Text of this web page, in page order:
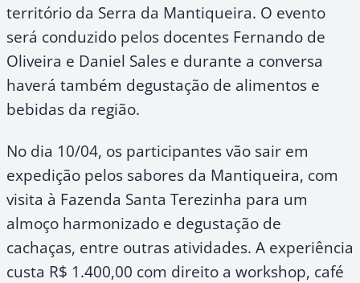
território da Serra da Mantiqueira. O evento
será conduzido pelos docentes Fernando de
Oliveira e Daniel Sales e durante a conversa
haverá também degustação de alimentos e
bebidas da região.
No dia 10/04, os participantes vão sair em
expedição pelos sabores da Mantiqueira, com
visita à Fazenda Santa Terezinha para um
almoço harmonizado e degustação de
cachaças, entre outras atividades. A experiência
custa R$ 1.400,00 com direito a workshop, café